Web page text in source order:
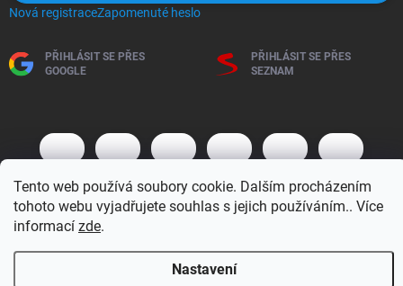
Tento web používá soubory cookie. Dalším procházením
tohoto webu vyjadřujete souhlas s jejich používáním.. Více
informací zde.
Nastavení
Nová registraceZapomenuté heslo
PŘIHLÁSIT SE PŘES
GOOGLE
PŘIHLÁSIT SE PŘES
SEZNAM
Copyright 2026BM MOTO s.r.o.. Všechna práva vyhrazena.Upravit
nastavení cookies